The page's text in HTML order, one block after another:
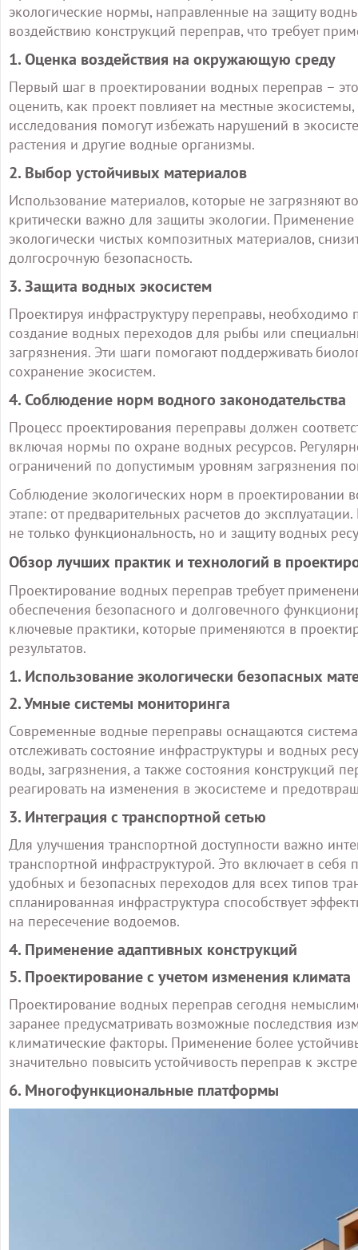
экологические нормы, направленные на защиту
воздействию конструкций переправ, что требует
1. Оценка воздействия на окружающую среду
Первый шаг в проектировании водных переправ –
оценить, как проект повлияет на местные
исследования помогут избежать нарушений в
растения и другие водные организмы.
2. Выбор устойчивых материалов
Использование материалов, которые не загрязняют
критически важно для защиты экологии.
экологически чистых композитных материалов,
долгосрочную безопасность.
3. Защита водных экосистем
Проектируя инфраструктуру переправы,
создание водных переходов для рыбы или
загрязнения. Эти шаги помогают поддерживать
сохранение экосистем.
4. Соблюдение норм водного законодательства
Процесс проектирования переправы должен
включая нормы по охране водных ресурсов.
ограничений по допустимым уровням загрязнения
Соблюдение экологических норм в проектировании
этапе: от предварительных расчетов до
не только функциональность, но и защиту водных
Обзор лучших практик и технологий в
Проектирование водных переправ требует
обеспечения безопасного и долговечного
ключевые практики, которые применяются в
результатов.
1. Использование экологически безопасных
2. Умные системы мониторинга
Современные водные переправы оснащаются
отслеживать состояние инфраструктуры и водных
воды, загрязнения, а также состояния конструкций
реагировать на изменения в экосистеме и
3. Интеграция с транспортной сетью
Для улучшения транспортной доступности важно
транспортной инфраструктурой. Это включает в
удобных и безопасных переходов для всех типов
спланированная инфраструктура способствует
на пересечение водоемов.
4. Применение адаптивных конструкций
5. Проектирование с учетом изменения климата
Проектирование водных переправ сегодня
заранее предусматривать возможные последствия
климатические факторы. Применение более
значительно повысить устойчивость переправ к
6. Многофункциональные платформы